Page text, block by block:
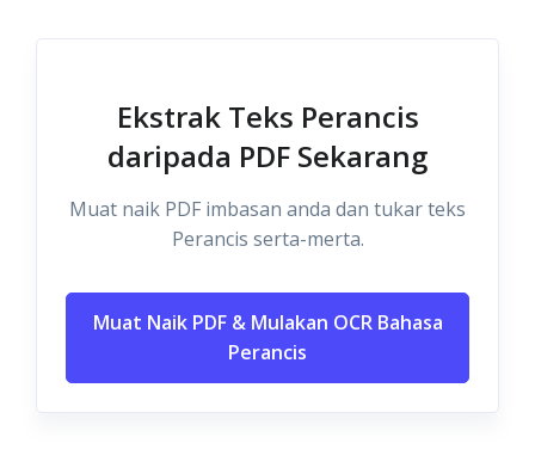
Ekstrak Teks Perancis
daripada PDF Sekarang
Muat naik PDF imbasan anda dan tukar teks
Perancis serta-merta.
Muat Naik PDF & Mulakan OCR Bahasa
Perancis